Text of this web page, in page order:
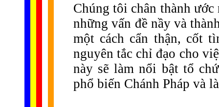
Chúng tôi chân thành ước
những vấn đề nầy và
một cách cẩn thận, cốt
nguyên tắc chỉ đạo cho
này sẽ làm nổi bật tổ
phổ biến Chánh Pháp và